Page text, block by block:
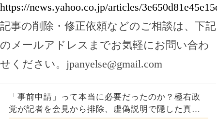
https://news.yahoo.co.jp/articles/
記事の削除・修正依頼などのご相談は、下記
のメールアドレスまでお気軽にお問い合わ
せください。 jpanyelse@gmail.com
「事前申請」って本当に必要だったのか？極右政
党が記者を会見から排除、虚偽説明で隠した真実